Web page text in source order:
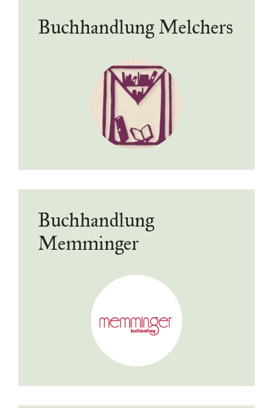
Buchhandlung Melchers
Buchhandlung
Memminger